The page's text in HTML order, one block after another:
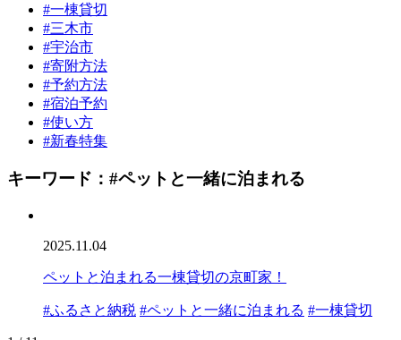
#一棟貸切
#三木市
#宇治市
#寄附方法
#予約方法
#宿泊予約
#使い方
#新春特集
キーワード： #ペットと一緒に泊まれる
2025.11.04
ペットと泊まれる一棟貸切の京町家！
#ふるさと納税 #ペットと一緒に泊まれる #一棟貸切